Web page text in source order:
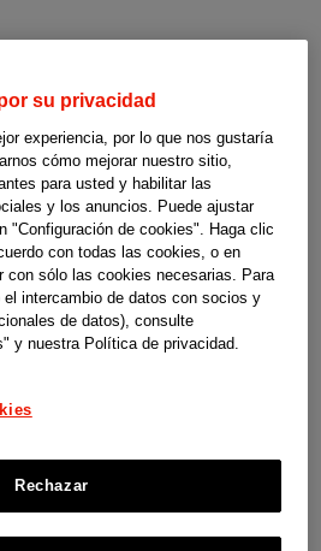
familiar en Melilla
orientación y apoyo elaborado por
programa social Cuidopía de las
en España. No somos responsables
referencias que contiene, así como
su privacidad
experiencia, por lo que nos gustaría
cómo mejorar nuestro sitio,
para usted y habilitar las
y los anuncios. Puede ajustar
"Configuración de cookies". Haga clic
con todas las cookies, o en
con sólo las cookies necesarias. Para
intercambio de datos con socios y
de datos), consulte
y nuestra Política de privacidad.
Rechazar